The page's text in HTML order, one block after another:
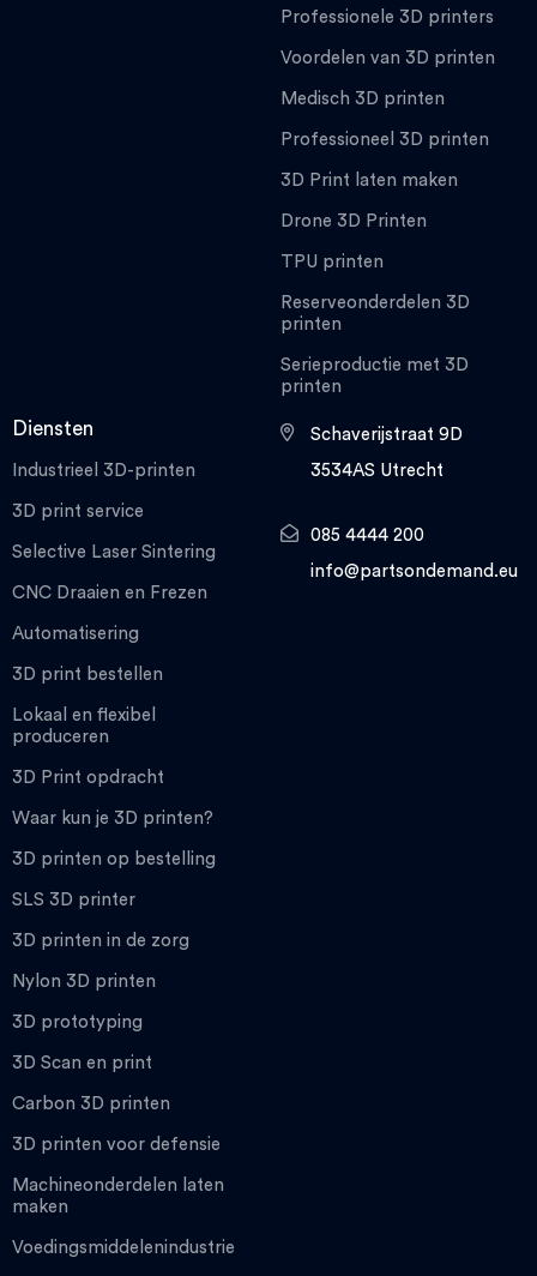
Professionele 3D printers
Voordelen van 3D printen
Medisch 3D printen
Professioneel 3D printen
3D Print laten maken
Drone 3D Printen
TPU printen
Reserveonderdelen 3D
printen
Serieproductie met 3D
printen
Diensten
Industrieel 3D-printen
3D print service
Selective Laser Sintering
CNC Draaien en Frezen
Automatisering
3D print bestellen
Lokaal en flexibel
produceren
3D Print opdracht
Waar kun je 3D printen?
3D printen op bestelling
SLS 3D printer
3D printen in de zorg
Nylon 3D printen
3D prototyping
3D Scan en print
Carbon 3D printen
3D printen voor defensie
Machineonderdelen laten
maken
Voedingsmiddelenindustrie
Schaverijstraat 9D
3534AS Utrecht
085 4444 200
info@partsondemand.eu